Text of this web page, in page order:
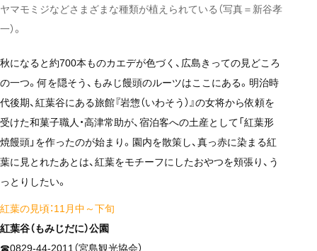
ヤマモミジなどさまざまな種類が植えられている（写真＝新谷孝
一）。
秋になると約700本ものカエデが色づく、広島きっての見どころ
の一つ。何を隠そう、もみじ饅頭のルーツはここにある。明治時
代後期、紅葉谷にある旅館『岩惣（いわそう）』の女将から依頼を
受けた和菓子職人・高津常助が、宿泊客への土産として「紅葉形
焼饅頭」を作ったのが始まり。園内を散策し、真っ赤に染まる紅
葉に見とれたあとは、紅葉をモチーフにしたおやつを頬張り、う
っとりしたい。
紅葉の見頃：11月中～下旬
紅葉谷（もみじだに）公園
☎0829-44-2011（宮島観光協会）